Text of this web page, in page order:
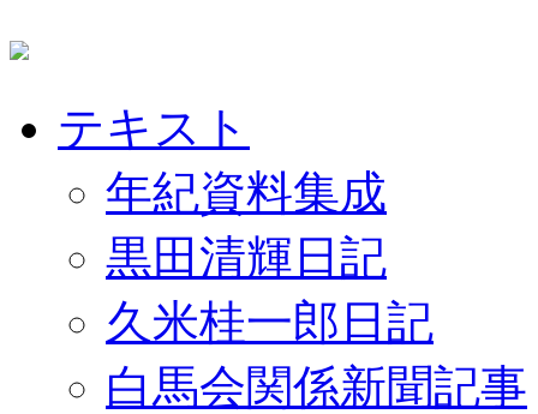
テキスト
年紀資料集成
黒田清輝日記
久米桂一郎日記
白馬会関係新聞記事